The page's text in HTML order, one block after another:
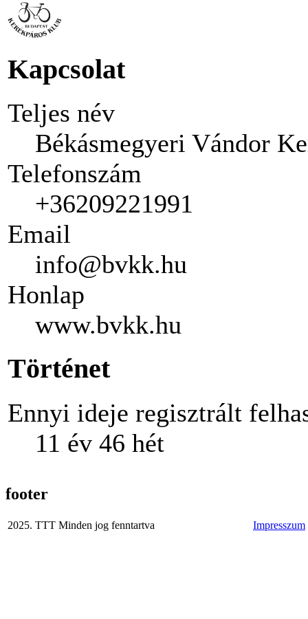
Kapcsolat
Teljes név
Békásmegyeri Vándor
Telefonszám
+36209221991
Email
info@bvkk.hu
Honlap
www.bvkk.hu
Történet
Ennyi ideje regisztrált
11 év 46 hét
footer
2025. TTT Minden jog fenntartva Impresszum